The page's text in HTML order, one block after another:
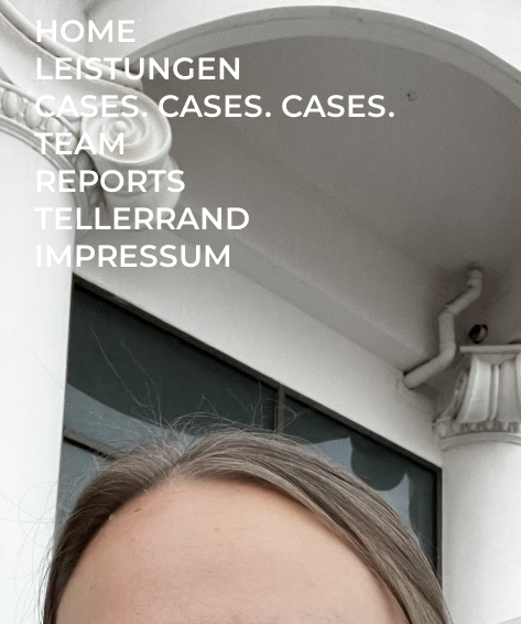
HOME
LEISTUNGEN
CASES. CASES. CASES.
TEAM
REPORTS
TELLERRAND
IMPRESSUM